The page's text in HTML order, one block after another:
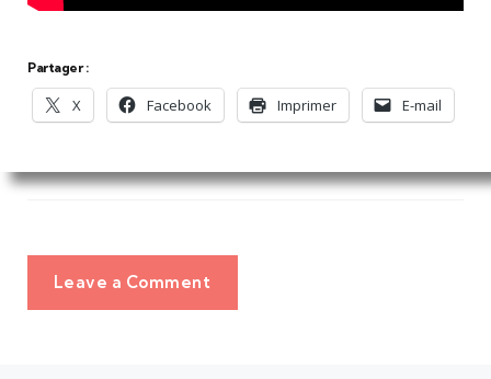
Partager :
X Facebook Imprimer E-mail
Leave a Comment